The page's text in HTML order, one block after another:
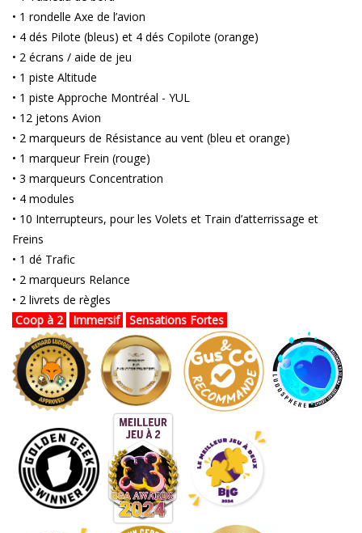
• 1 rondelle Axe de l’avion
• 4 dés Pilote (bleus) et 4 dés Copilote (orange)
• 2 écrans / aide de jeu
• 1 piste Altitude
• 1 piste Approche Montréal - YUL
• 12 jetons Avion
• 2 marqueurs de Résistance au vent (bleu et orange)
• 1 marqueur Frein (rouge)
• 3 marqueurs Concentration
• 4 modules
• 10 Interrupteurs, pour les Volets et Train d’atterrissage et
Freins
• 1 dé Trafic
• 2 marqueurs Relance
• 2 livrets de règles
Coop à 2
Immersif Sensations Fortes